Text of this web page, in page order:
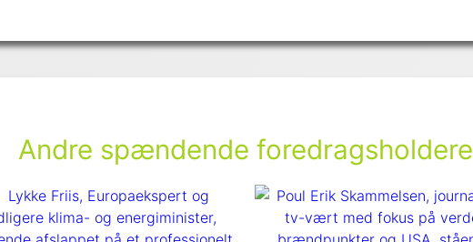
Andre spændende foredragsholdere